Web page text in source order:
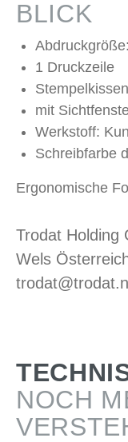
BLICK
1 Druckzeile
mit
Werkstoff:
Schreibfarbe
Ergonomische
Trodat Holding
Wels
NOCH